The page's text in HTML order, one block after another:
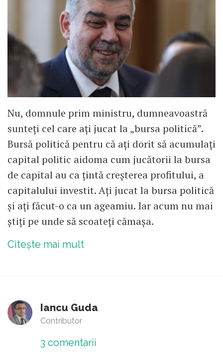
Nu, domnule prim ministru, dumneavoastră
sunteți cel care ați jucat la „bursa politică”.
Bursă politică pentru că ați dorit să acumulați
capital politic aidoma cum jucătorii la bursa
de capital au ca țintă creșterea profitului, a
capitalului investit. Ați jucat la bursa politică
și ați făcut-o ca un ageamiu. Iar acum nu mai
știți pe unde să scoateți cămașa.
Citește mai mult
Iancu Guda
Contributor
3 comentarii